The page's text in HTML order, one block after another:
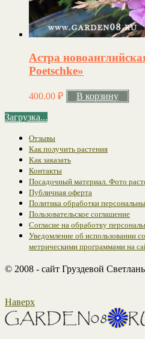
Астра
Poetschke»
400.00 ₽ В корзину
Загрузка...
Отзывы
Как получить растения
Как заказать
Контакты
Посадочный материал. Фото
Публичная оферта
Политика обработки
Пользовательское соглашение
Согласие на обработку
Уведомление об использовании
метрическими программами на
© 2008 - сайт Груздевой
Наверх